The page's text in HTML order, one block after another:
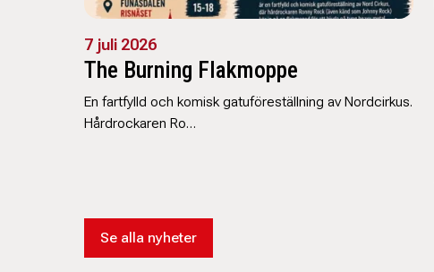
7 juli 2026
The Burning Flakmoppe
En fartfylld och komisk gatuföreställning av Nordcirkus.
Hårdrockaren Ro…
Se alla nyheter